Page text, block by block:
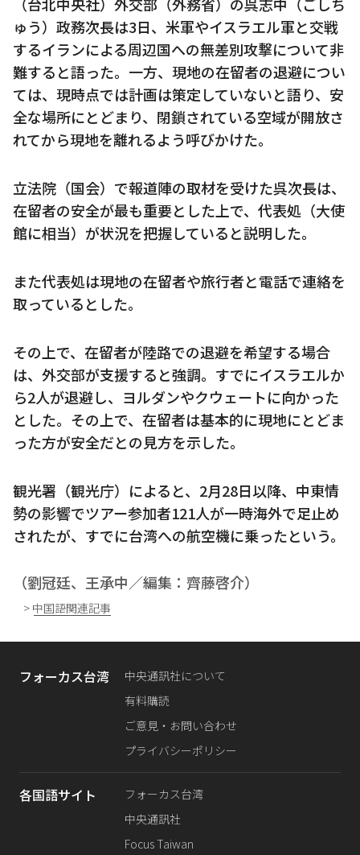
ゅう）政務次長は3日、米軍やイスラエル軍と交戦
するイランによる周辺国への無差別攻撃について非
難すると語った。一方、現地の在留者の退避につい
ては、現時点では計画は策定していないと語り、安
全な場所にとどまり、閉鎖されている空域が開放さ
れてから現地を離れるよう呼びかけた。
立法院（国会）で報道陣の取材を受けた呉次長は、
在留者の安全が最も重要とした上で、代表処（大使
館に相当）が状況を把握していると説明した。
また代表処は現地の在留者や旅行者と電話で連絡を
取っているとした。
その上で、在留者が陸路での退避を希望する場合
は、外交部が支援すると強調。すでにイスラエルか
ら2人が退避し、ヨルダンやクウェートに向かった
とした。その上で、在留者は基本的に現地にとどま
った方が安全だとの見方を示した。
観光署（観光庁）によると、2月28日以降、中東情
勢の影響でツアー参加者121人が一時海外で足止め
されたが、すでに台湾への航空機に乗ったという。
（劉冠廷、王承中／編集：齊藤啓介）
> 中国語関連記事
フォーカス台湾
中央通訊社について
有料購読
ご意見・お問い合わせ
プライバシーポリシー
各国語サイト
フォーカス台湾
中央通訊社
Focus Taiwan